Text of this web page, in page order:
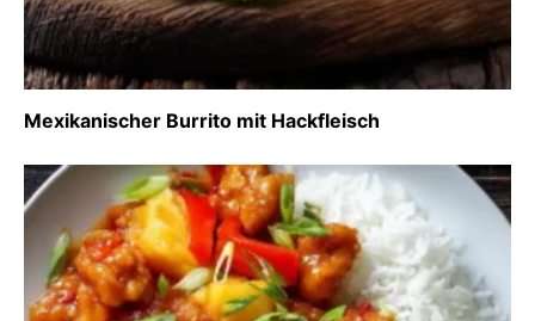
Mexikanischer Burrito mit Hackfleisch